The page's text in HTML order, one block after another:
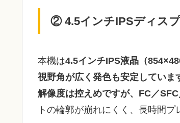
② 4.5インチIPSディス
本機は4.5インチIPS液晶（
視野角が広く発色も安定していま
解像度は控えめですが、FC／
トの輪郭が崩れにくく、長時間